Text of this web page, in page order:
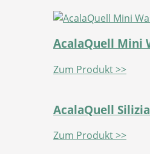
AcalaQuell Mini
Zum Produkt >>
AcalaQuell
Zum Produkt >>